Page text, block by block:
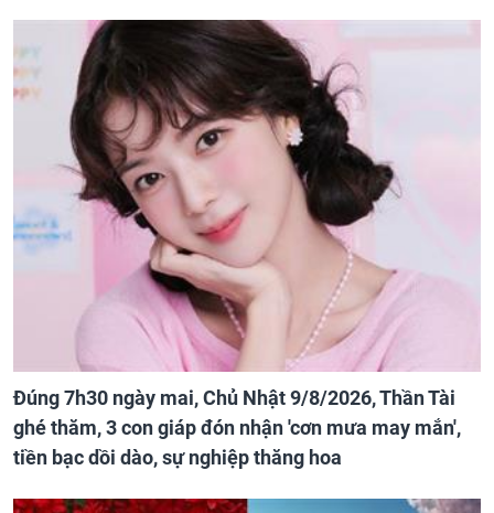
Đúng 7h30 ngày mai, Chủ Nhật 9/8/2026, Thần Tài
ghé thăm, 3 con giáp đón nhận 'cơn mưa may mắn',
tiền bạc dồi dào, sự nghiệp thăng hoa